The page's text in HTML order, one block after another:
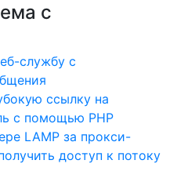
с
службу с
ссылку на
с помощью PHP
LAMP за прокси-
доступ к потоку